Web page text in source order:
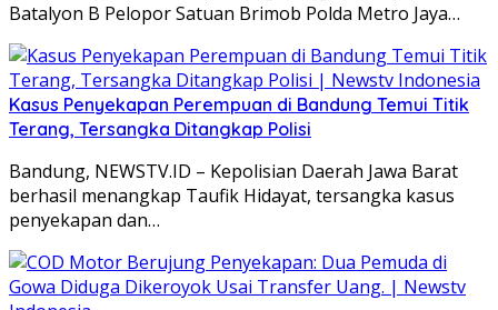
Batalyon B Pelopor Satuan Brimob Polda Metro Jaya…
Kasus Penyekapan Perempuan di Bandung Temui Titik
Terang, Tersangka Ditangkap Polisi
Bandung, NEWSTV.ID – Kepolisian Daerah Jawa Barat
berhasil menangkap Taufik Hidayat, tersangka kasus
penyekapan dan…